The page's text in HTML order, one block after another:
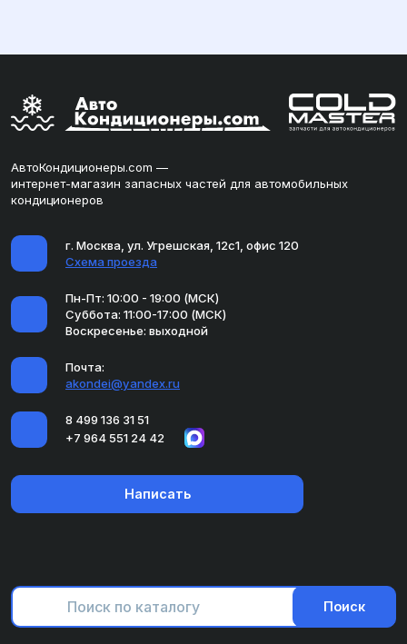
АвтоКондиционеры.com —
интернет-магазин запасных частей для автомобильных
кондиционеров
г. Москва, ул. Угрешская, 12с1, офис 120
Схема проезда
Пн-Пт: 10:00 - 19:00 (МСК)
Суббота: 11:00-17:00 (МСК)
Воскресенье: выходной
Почта:
akondei@yandex.ru
8 499 136 31 51
+7 964 551 24 42
Написать
Поиск